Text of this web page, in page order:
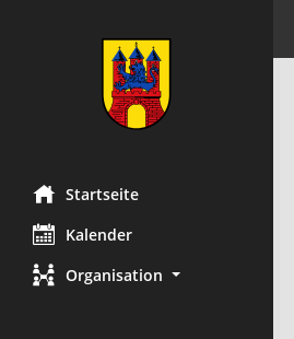
Startseite
Kalender
Organisation